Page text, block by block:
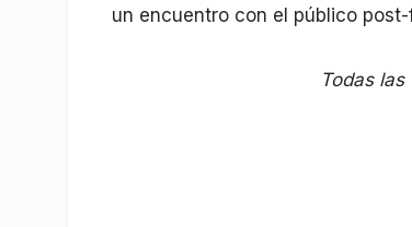
un encuentro con el público
Todas